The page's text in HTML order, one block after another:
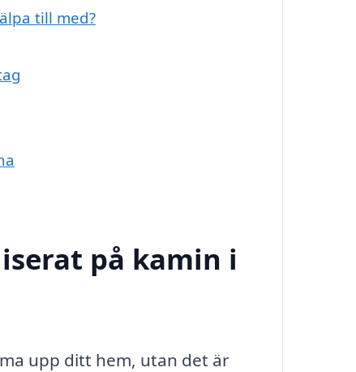
till med?
på kamin i
upp ditt hem, utan det är